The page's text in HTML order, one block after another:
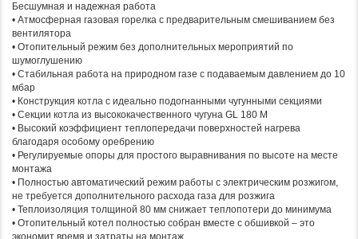
Бесшумная и надежная работа
• Атмосферная газовая горелка с предварительным смешиванием без
вентилятора
• Отопительный режим без дополнительных мероприятий по
шумоглушению
• Стабильная работа на природном газе с подаваемым давлением до 10
мбар
• Конструкция котла с идеально подогнанными чугунными секциями
• Секции котла из высококачественного чугуна GL 180 M
• Высокий коэффициент теплопередачи поверхностей нагрева
благодаря особому оребрению
• Регулируемые опоры для простого выравнивания по высоте на месте
монтажа
• Полностью автоматический режим работы с электрическим розжигом,
не требуется дополнительного расхода газа для розжига
• Теплоизоляция толщиной 80 мм снижает теплопотери до минимума
• Отопительный котел полностью собран вместе с обшивкой – это
экономит время и затраты на монтаж